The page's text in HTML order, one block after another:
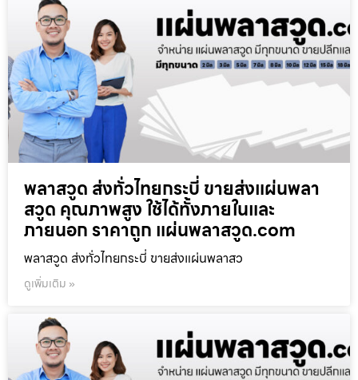
พลาสวูด ส่งทั่วไทยกระบี่ ขายส่งแผ่นพลา
สวูด คุณภาพสูง ใช้ได้ทั้งภายในและ
ภายนอก ราคาถูก แผ่นพลาสวูด.com
พลาสวูด ส่งทั่วไทยกระบี่ ขายส่งแผ่นพลาสว
ดูเพิ่มเติม »